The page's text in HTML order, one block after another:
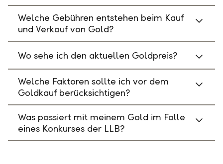
Welche Gebühren entstehen beim Kauf
und Verkauf von Gold?
Wo sehe ich den aktuellen Goldpreis?
Welche Faktoren sollte ich vor dem
Goldkauf berücksichtigen?
Was passiert mit meinem Gold im Falle
eines Konkurses der LLB?